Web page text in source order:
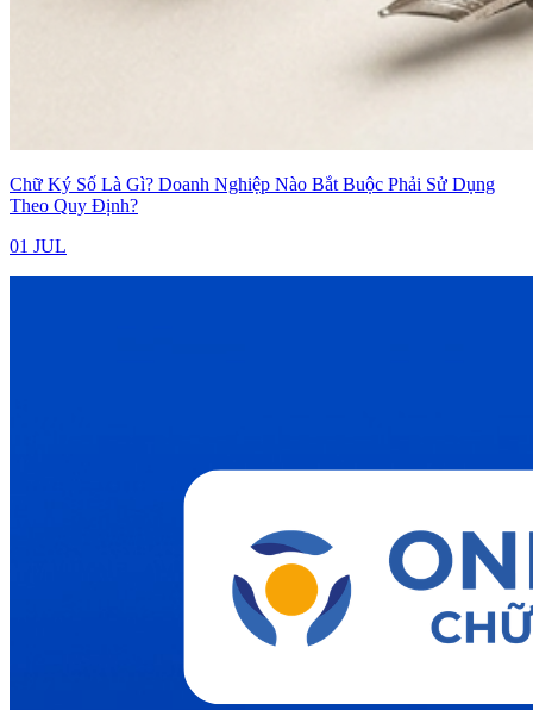
Chữ Ký Số Là Gì? Doanh Nghiệp Nào Bắt Buộc Phải Sử Dụng
Theo Quy Định?
01 JUL